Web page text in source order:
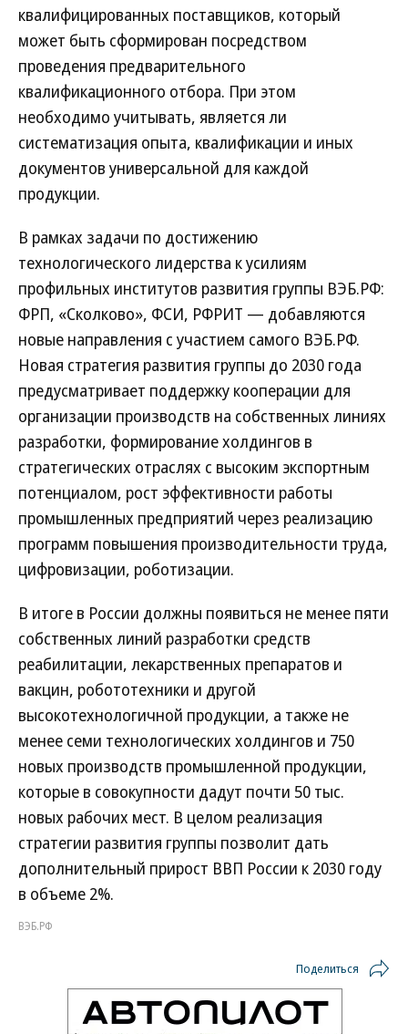
квалифицированных поставщиков, который
может быть сформирован посредством
проведения предварительного
квалификационного отбора. При этом
необходимо учитывать, является ли
систематизация опыта, квалификации и иных
документов универсальной для каждой
продукции.
В рамках задачи по достижению
технологического лидерства к усилиям
профильных институтов развития группы ВЭБ.РФ:
ФРП, «Сколково», ФСИ, РФРИТ — добавляются
новые направления с участием самого ВЭБ.РФ.
Новая стратегия развития группы до 2030 года
предусматривает поддержку кооперации для
организации производств на собственных линиях
разработки, формирование холдингов в
стратегических отраслях с высоким экспортным
потенциалом, рост эффективности работы
промышленных предприятий через реализацию
программ повышения производительности труда,
цифровизации, роботизации.
В итоге в России должны появиться не менее пяти
собственных линий разработки средств
реабилитации, лекарственных препаратов и
вакцин, робототехники и другой
высокотехнологичной продукции, а также не
менее семи технологических холдингов и 750
новых производств промышленной продукции,
которые в совокупности дадут почти 50 тыс.
новых рабочих мест. В целом реализация
стратегии развития группы позволит дать
дополнительный прирост ВВП России к 2030 году
в объеме 2%.
ВЭБ.РФ
Поделиться